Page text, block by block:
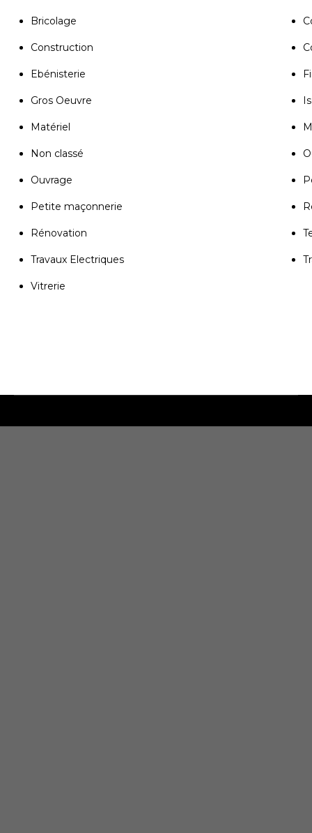
Bricolage
Construction
Ebénisterie
Gros Oeuvre
Matériel
Non classé
Ouvrage
Petite maçonnerie
Rénovation
Travaux Electriques
Vitrerie